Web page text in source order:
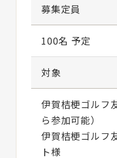
募集定員
100名 予定
対象
伊賀桔梗ゴルフ
ら参加可能）
伊賀桔梗ゴルフ
ト様